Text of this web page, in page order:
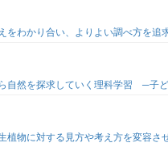
をわかり合い、よりよい調べ方を
自然を探求していく理科学習 ─子
植物に対する見方や考え方を変容